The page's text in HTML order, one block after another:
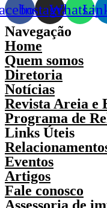
Instagram
Navegação
Home
Quem somos
Diretoria
Notícias
Revista Areia e
Programa de
Links Úteis
Eventos
Artigos
Fale conosco